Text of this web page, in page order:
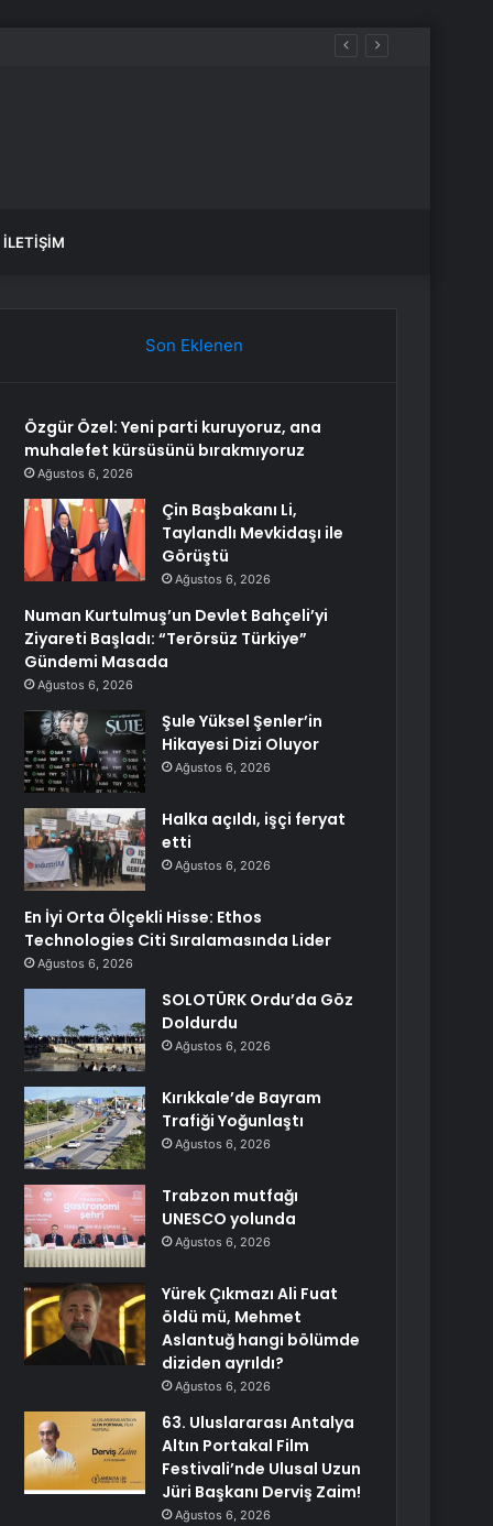
İLETIŞIM
Son Eklenen
Özgür Özel: Yeni parti kuruyoruz, ana
muhalefet kürsüsünü bırakmıyoruz
Ağustos 6, 2026
Çin Başbakanı Li,
Taylandlı Mevkidaşı ile
Görüştü
Ağustos 6, 2026
Numan Kurtulmuş’un Devlet Bahçeli’yi
Ziyareti Başladı: “Terörsüz Türkiye”
Gündemi Masada
Ağustos 6, 2026
Şule Yüksel Şenler’in
Hikayesi Dizi Oluyor
Ağustos 6, 2026
Halka açıldı, işçi feryat
etti
Ağustos 6, 2026
En İyi Orta Ölçekli Hisse: Ethos
Technologies Citi Sıralamasında Lider
Ağustos 6, 2026
SOLOTÜRK Ordu’da Göz
Doldurdu
Ağustos 6, 2026
Kırıkkale’de Bayram
Trafiği Yoğunlaştı
Ağustos 6, 2026
Trabzon mutfağı
UNESCO yolunda
Ağustos 6, 2026
Yürek Çıkmazı Ali Fuat
öldü mü, Mehmet
Aslantuğ hangi bölümde
diziden ayrıldı?
Ağustos 6, 2026
63. Uluslararası Antalya
Altın Portakal Film
Festivali’nde Ulusal Uzun
Jüri Başkanı Derviş Zaim!
Ağustos 6, 2026